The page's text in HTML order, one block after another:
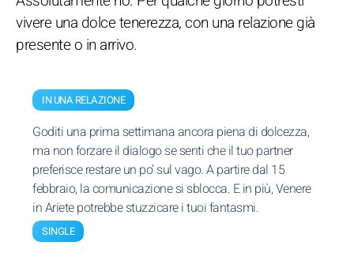
vivere una dolce tenerezza, con una relazione già
presente o in arrivo.
IN UNA RELAZIONE
Goditi una prima settimana ancora piena di dolcezza,
ma non forzare il dialogo se senti che il tuo partner
preferisce restare un po’ sul vago. A partire dal 15
febbraio, la comunicazione si sblocca. E in più, Venere
in Ariete potrebbe stuzzicare i tuoi fantasmi.
SINGLE